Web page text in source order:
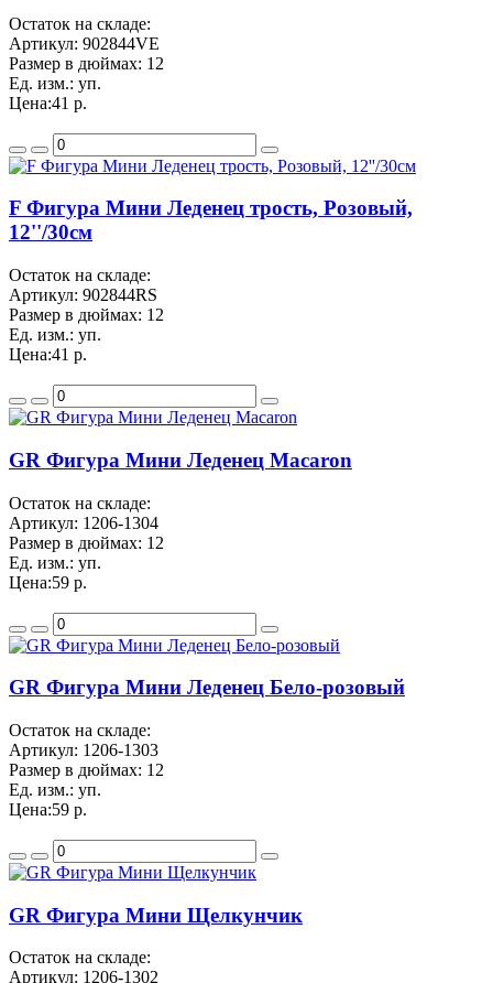
Остаток на складе:
Артикул: 902844VE
Размер в дюймах: 12
Ед. изм.: уп.
Цена:41 р.
F Фигура Мини Леденец трость, Розовый,
12''/30см
Остаток на складе:
Артикул: 902844RS
Размер в дюймах: 12
Ед. изм.: уп.
Цена:41 р.
GR Фигура Мини Леденец Macaron
Остаток на складе:
Артикул: 1206-1304
Размер в дюймах: 12
Ед. изм.: уп.
Цена:59 р.
GR Фигура Мини Леденец Бело-розовый
Остаток на складе:
Артикул: 1206-1303
Размер в дюймах: 12
Ед. изм.: уп.
Цена:59 р.
GR Фигура Мини Щелкунчик
Остаток на складе:
Артикул: 1206-1302